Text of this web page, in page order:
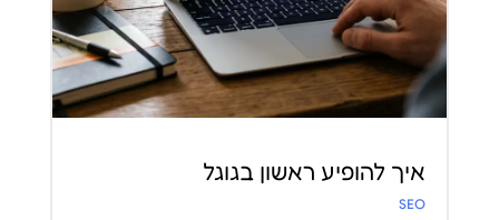
איך להופיע ראשון בגוגל
SEO